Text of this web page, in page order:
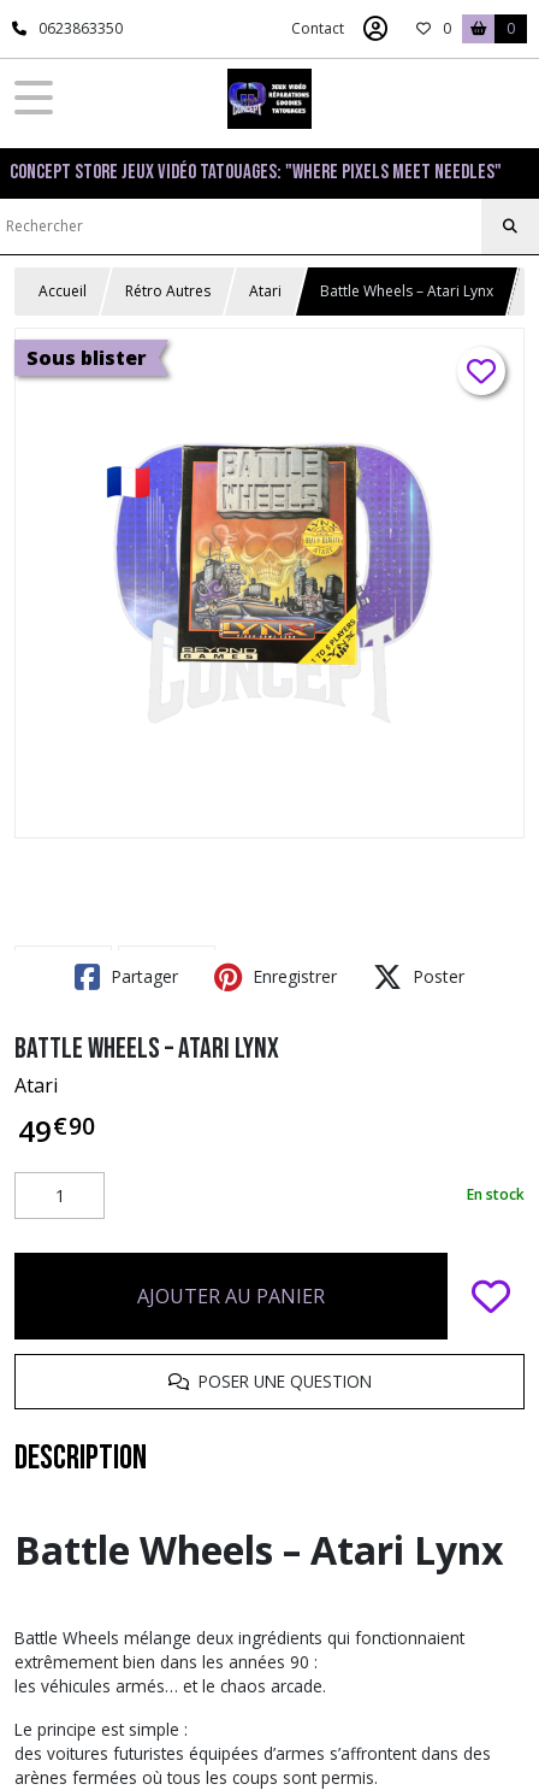
0623863350 Contact 0 0
Concept Store Jeux Vidéo Tatouages: "Where pixels meet needles"
Accueil Rétro Autres Atari Battle Wheels – Atari Lynx
Sous blister
Partager Enregistrer Poster
Battle Wheels – Atari Lynx
Atari
49€90
En stock
AJOUTER AU PANIER
POSER UNE QUESTION
Description
Battle Wheels – Atari Lynx
Battle Wheels mélange deux ingrédients qui fonctionnaient
extrêmement bien dans les années 90 :
les véhicules armés… et le chaos arcade.
Le principe est simple :
des voitures futuristes équipées d’armes s’affrontent dans des
arènes fermées où tous les coups sont permis.